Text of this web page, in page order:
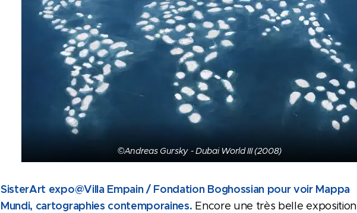
©Andreas Gursky - Dubai World III (2008)
SisterArt expo@Villa Empain / Fondation Boghossian pour voir Mappa
Mundi, cartographies contemporaines. Encore une très belle exposition